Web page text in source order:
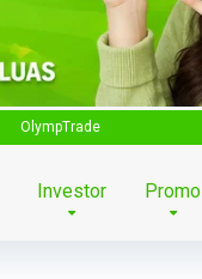
OlympTrade
Investor Promo